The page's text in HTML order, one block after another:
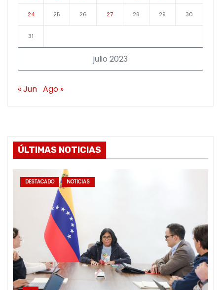
julio 2023
24 25 26 27 28 29 30
31
« Jun Ago »
ÚLTIMAS NOTICIAS
DESTACADO NOTICIAS